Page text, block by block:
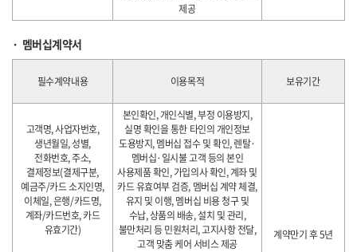
제공
멤버십계약서
필수계약내용 이용목적 보유기간
고객명, 사업자번호,
생년월일, 성별,
전화번호, 주소,
결제정보(결제구분,
예금주/카드 소지인명,
이체일, 은행/카드명,
계좌/카드번호, 카드
유효기간)
본인확인, 개인식별, 부정 이용방지,
실명 확인을 통한 타인의 개인정보
도용방지, 멤버십 접수 및 확인, 렌탈·
멤버십·일시불 고객 등의 본인
사용제품 확인, 가입의사 확인, 계좌 및
카드 유효여부 검증, 멤버십 계약 체결,
유지 및 이행, 멤버십 비용 청구 및
수납, 상품의 배송, 설치 및 관리,
불만처리 등 민원처리, 고지사항 전달,
고객 맞춤 케어 서비스 제공
계약만기 후 5년